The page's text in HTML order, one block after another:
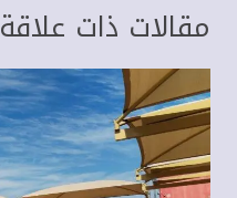
مقالات ذات علاقة